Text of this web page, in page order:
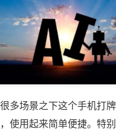
多场景之下这个手机打
使用起来简单便捷。特